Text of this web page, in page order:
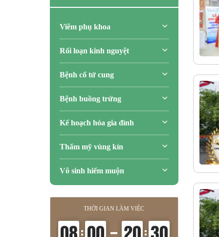
Viêm phụ khoa
Rối loạn kinh nguyệt
Bệnh cổ tử cung
Bệnh buồng trứng
Kế hoạch hóa gia đình
Thẩm mỹ vùng kín
Vô sinh hiếm muộn
THỜI GIAN LÀM VIỆC